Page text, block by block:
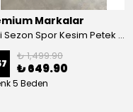
Markalar
Yeni Sezon Spor Kesim Petek Kumaş Şort
₺ 1,499.90
₺ 649.90
5 Beden